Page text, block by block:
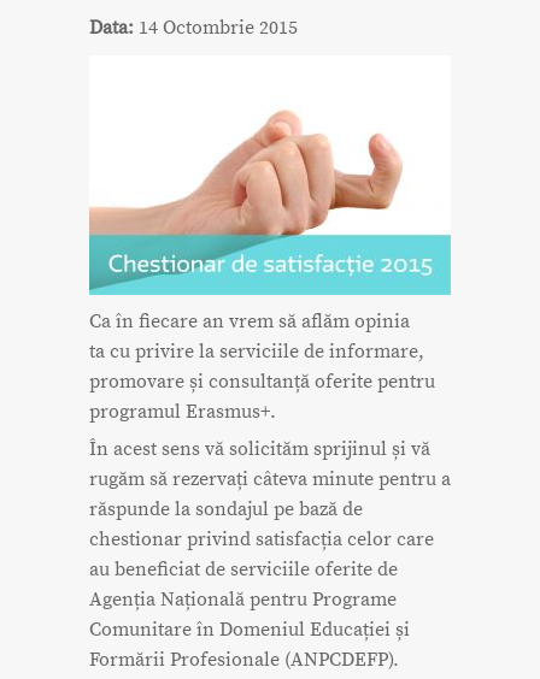
Data: 14 Octombrie 2015
Ca în fiecare an vrem să aflăm opinia
ta cu privire la serviciile de informare,
promovare și consultanță oferite pentru
programul Erasmus+.
În acest sens vă solicităm sprijinul și vă
rugăm să rezervați câteva minute pentru a
răspunde la sondajul pe bază de
chestionar privind satisfacția celor care
au beneficiat de serviciile oferite de
Agenția Națională pentru Programe
Comunitare în Domeniul Educației și
Formării Profesionale (ANPCDEFP).